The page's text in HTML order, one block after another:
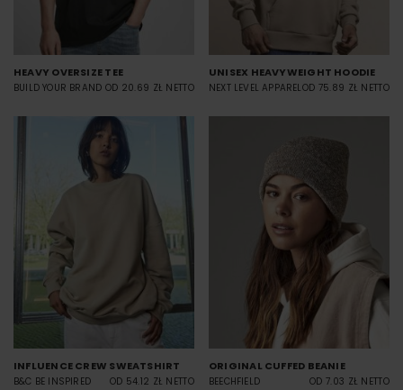
HEAVY OVERSIZE TEE
BUILD YOUR BRAND OD 20.69 ZŁ NETTO
UNISEX HEAVYWEIGHT HOODIE
NEXT LEVEL APPARELOD 75.89 ZŁ NETTO
INFLUENCE CREW SWEATSHIRT
B&C BE INSPIRED OD 54.12 ZŁ NETTO
ORIGINAL CUFFED BEANIE
BEECHFIELD OD 7.03 ZŁ NETTO